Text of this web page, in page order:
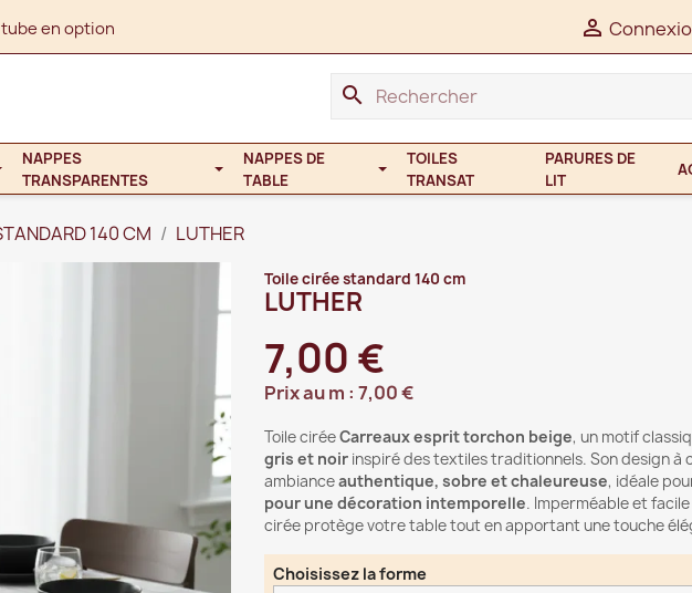
en option 
search
NAPPES
TRANSPARENTES
NAPPES DE
TABLE
TOILES
TRANSAT
PARURES DE
LIT
140 CM LUTHER
Toile cirée standard 140 cm
LUTHER
7,00 €
Prix au m : 7,00 €
Toile ciréeCarreaux esprit torchon beige, un motif
gris et noir inspiré des textiles traditionnels. Son design à
ambianceauthentique, sobre et chaleureuse, idéale
pour une décoration intemporelle. Imperméable et
cirée protège votre table tout en apportant une touche
Choisissez la forme